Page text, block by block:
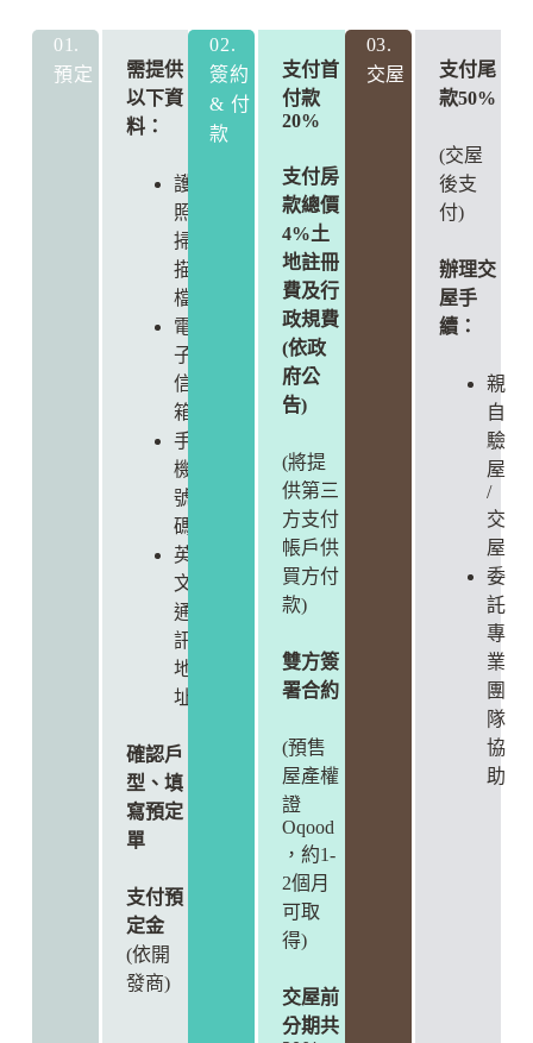
01.
預定
需提供
以下資
料：
護
照
掃
描
檔
電
子
信
箱
手
機
號
碼
英
文
通
訊
地
址
確認戶
型、填
寫預定
單
支付預
定金
(依開
發商)
02.
簽約
& 付
款
支付首
付款
20%
支付房
款總價
4%土
地註冊
費及行
政規費
(依政
府公
告)
(將提
供第三
方支付
帳戶供
買方付
款)
雙方簽
署合約
(預售
屋產權
證
Oqood
，約1-
2個月
可取
得)
交屋前
分期共
03.
交屋
支付尾
款50%
(交屋
後支
付)
辦理交
屋手
續：
親
自
驗
屋
/
交
屋
委
託
專
業
團
隊
協
助